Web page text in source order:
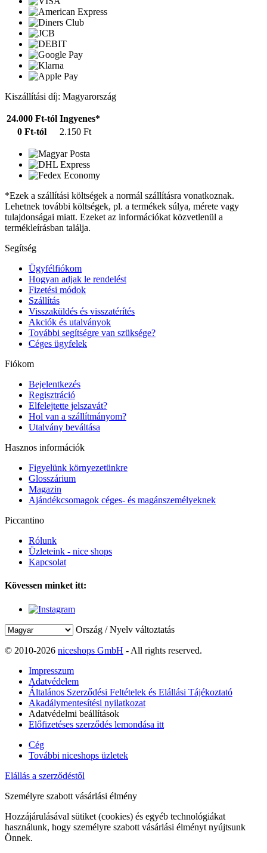
Kiszállítási díj: Magyarország
24.000 Ft-tól Ingyenes*
0 Ft-tól
2.150 Ft
*Ezek a szállítási költségek a normál szállításra vonatkoznak.
Lehetnek további költségek, pl. a termékek súlya, mérete vagy
tulajdonságai miatt. Ezeket az információkat közvetlenül a
termékleírásban találja.
Segítség
Ügyfélfiókom
Hogyan adjak le rendelést
Fizetési módok
Szállítás
Visszaküldés és visszatérítés
Akciók és utalványok
További segítségre van szüksége?
Céges ügyfelek
Fiókom
Bejelentkezés
Regisztráció
Elfelejtette jelszavát?
Hol van a szállítmányom?
Utalvány beváltása
Hasznos információk
Figyelünk környezetünkre
Glosszárium
Magazin
Ajándékcsomagok céges- és magánszemélyeknek
Piccantino
Rólunk
Üzleteink - nice shops
Kapcsolat
Kövessen minket itt:
Ország / Nyelv változtatás
© 2010-2026 niceshops GmbH - All rights reserved.
Impresszum
Adatvédelem
Általános Szerződési Feltételek és Elállási Tájékoztató
Akadálymentesítési nyilatkozat
Adatvédelmi beállítások
Előfizetéses szerződés lemondása itt
Cég
További niceshops üzletek
Elállás a szerződéstől
Személyre szabott vásárlási élmény
Hozzájárulásával sütiket (cookies) és egyéb technológiákat
használunk, hogy személyre szabott vásárlási élményt nyújtsunk
Önnek.